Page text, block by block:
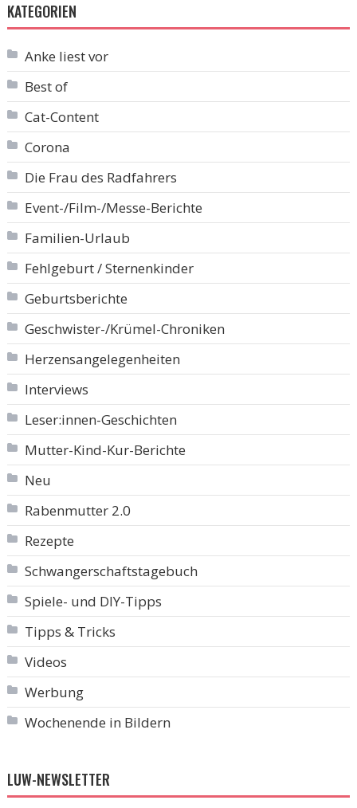
KATEGORIEN
Anke liest vor
Best of
Cat-Content
Corona
Die Frau des Radfahrers
Event-/Film-/Messe-Berichte
Familien-Urlaub
Fehlgeburt / Sternenkinder
Geburtsberichte
Geschwister-/Krümel-Chroniken
Herzensangelegenheiten
Interviews
Leser:innen-Geschichten
Mutter-Kind-Kur-Berichte
Neu
Rabenmutter 2.0
Rezepte
Schwangerschaftstagebuch
Spiele- und DIY-Tipps
Tipps & Tricks
Videos
Werbung
Wochenende in Bildern
LUW-NEWSLETTER